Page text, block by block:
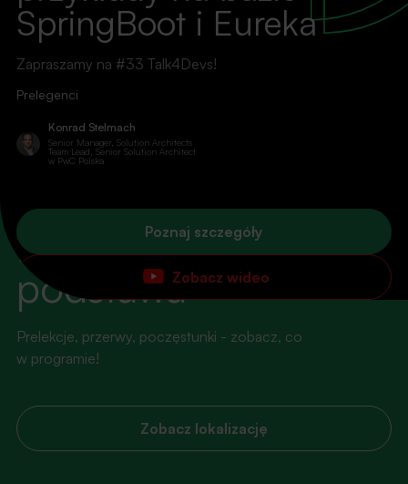
SpringBoot i Eureka
Zapraszamy na #33 Talk4Devs!
Prelegenci
Konrad Stelmach
Senior Manager, Solution Architects
Team Lead, Senior Solution Architect
w PwC Polska
Poznaj szczegóły
Zobacz wideo
AGENDA
Dobry plan to
podstawa
Prelekcje, przerwy, poczęstunki - zobacz, co
w programie!
Zobacz lokalizację